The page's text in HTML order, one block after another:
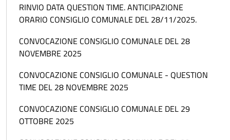
RINVIO DATA QUESTION TIME. ANTICIPAZIONE
ORARIO CONSIGLIO COMUNALE DEL 28/11/2025.
CONVOCAZIONE CONSIGLIO COMUNALE DEL 28
NOVEMBRE 2025
CONVOCAZIONE CONSIGLIO COMUNALE - QUESTION
TIME DEL 28 NOVEMBRE 2025
CONVOCAZIONE CONSIGLIO COMUNALE DEL 29
OTTOBRE 2025